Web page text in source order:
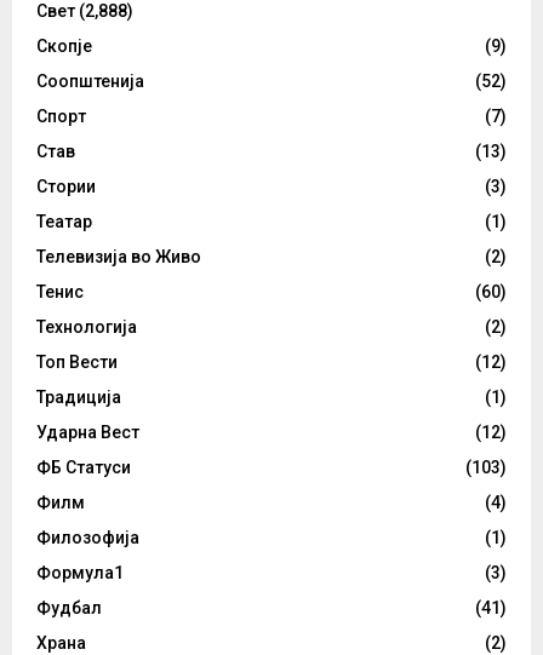
Свет (2,888)
Скопје
(9)
Соопштенија
(52)
Спорт
(7)
Став
(13)
Стории
(3)
Театар
(1)
Телевизија во Живо
(2)
Тенис
(60)
Технологија
(2)
Топ Вести
(12)
Традиција
(1)
Ударна Вест
(12)
ФБ Статуси
(103)
Филм
(4)
Филозофија
(1)
Формула1
(3)
Фудбал
(41)
Храна
(2)